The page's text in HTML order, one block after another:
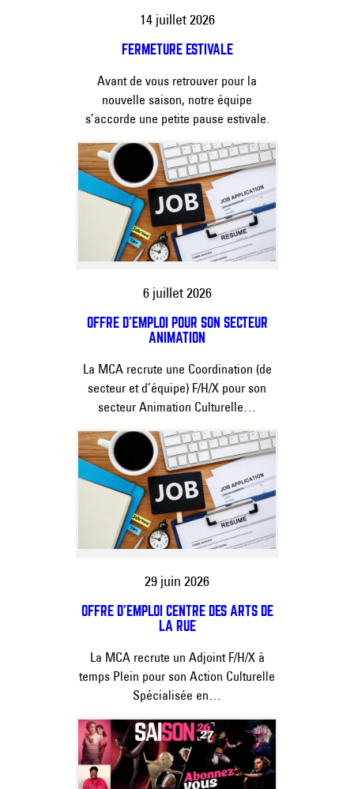
14 juillet 2026
FERMETURE ESTIVALE
Avant de vous retrouver pour la
nouvelle saison, notre équipe
s’accorde une petite pause estivale.
6 juillet 2026
OFFRE D’EMPLOI POUR SON SECTEUR
ANIMATION
La MCA recrute une Coordination (de
secteur et d’équipe) F/H/X pour son
secteur Animation Culturelle…
29 juin 2026
OFFRE D’EMPLOI CENTRE DES ARTS DE
LA RUE
La MCA recrute un Adjoint F/H/X à
temps Plein pour son Action Culturelle
Spécialisée en…